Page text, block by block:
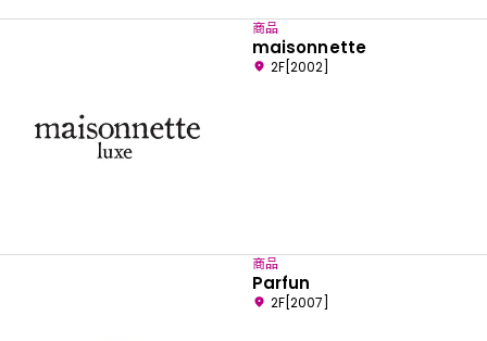
商品
maisonnette
2F[2002]
商品
Parfun
2F[2007]